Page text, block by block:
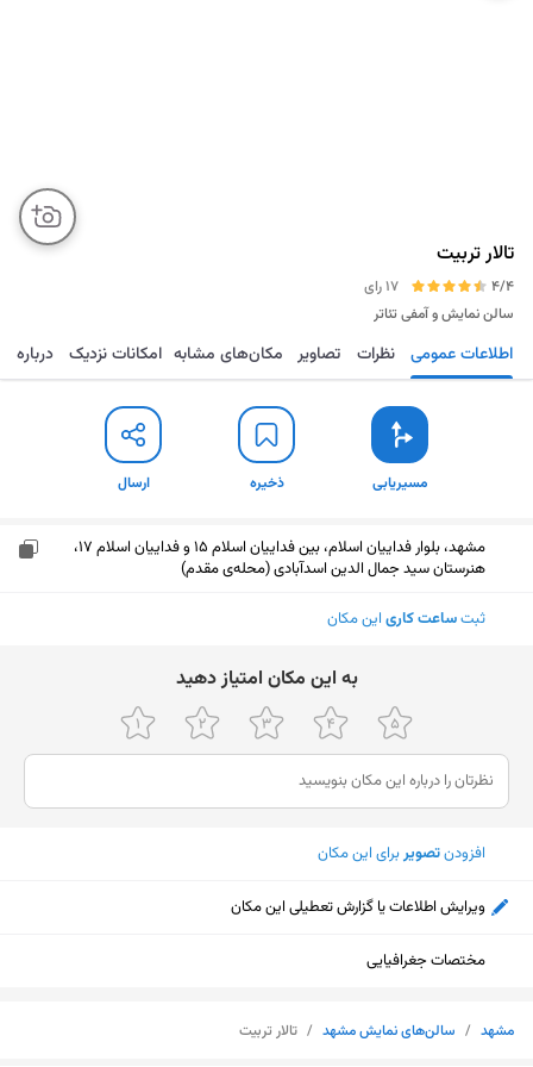
تالار تربیت
4/4
17 رای
سالن نمایش و آمفی تئاتر
مسیریابی ذخیره ارسال اطلاعات عمومی نظرات تصاویر مکان‌های مشابه امکانات نزدیک درباره
مسیریابی ذخیره ارسال
مشهد، بلوار فداییان اسلام، بین فداییان اسلام 15 و فداییان اسلام 17،
هنرستان سید جمال الدین اسدآبادی (محله‌ی مقدم)
ثبتساعت کاری این مکان
ﺑﻪ اﯾﻦ ﻣﮑﺎن اﻣﺘﯿﺎز دﻫﯿﺪ
افزودنتصویربرای این مکان
ویرایش اطلاعات یا گزارش تعطیلی این مکان
مختصات جغرافیایی
مشهد / سالن‌های نمایش مشهد / تالار تربیت